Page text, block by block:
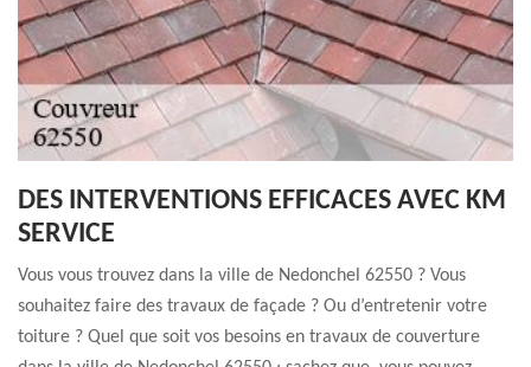
DES INTERVENTIONS EFFICACES AVEC KM
SERVICE
Vous vous trouvez dans la ville de Nedonchel 62550 ? Vous
souhaitez faire des travaux de façade ? Ou d’entretenir votre
toiture ? Quel que soit vos besoins en travaux de couverture